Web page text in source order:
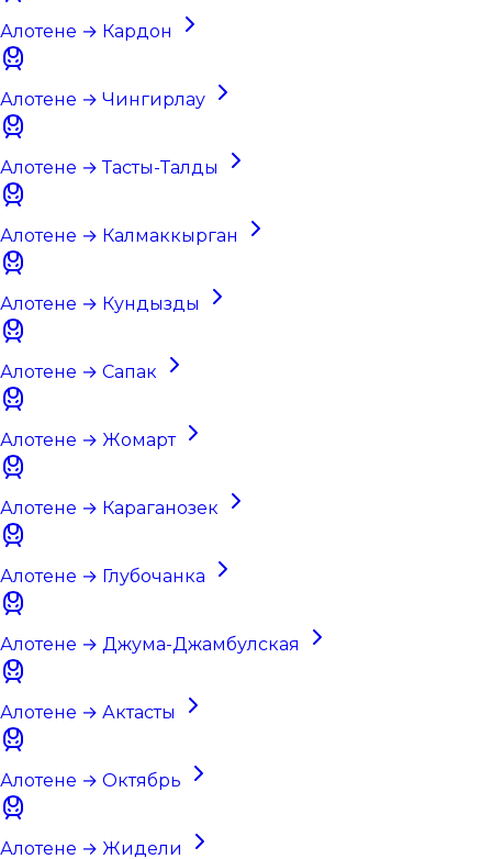
Алотене → Кардон
Алотене → Чингирлау
Алотене → Тасты-Талды
Алотене → Калмаккырган
Алотене → Кундызды
Алотене → Сапак
Алотене → Жомарт
Алотене → Караганозек
Алотене → Глубочанка
Алотене → Джума-Джамбулская
Алотене → Актасты
Алотене → Октябрь
Алотене → Жидели